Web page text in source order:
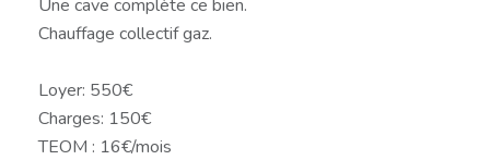
Une cave complète ce bien.
Chauffage collectif gaz.
Loyer: 550€
Charges: 150€
TEOM : 16€/mois